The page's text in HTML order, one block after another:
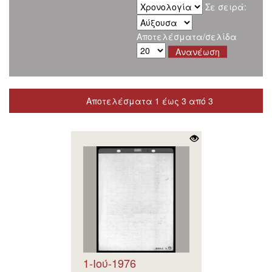
Σε σειρά:
Αποτελέσματα/σελίδα
Αποτελέσματα 1 έως 3 από 3
1-Ιού-1976